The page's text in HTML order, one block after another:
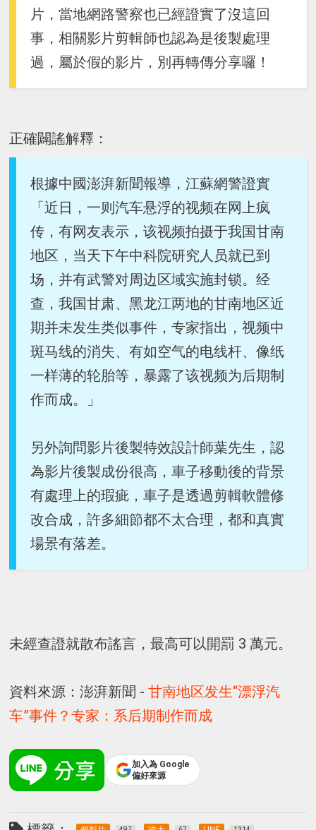
片，當地網路警察也已經證實了沒這回
事，相關影片剪輯師也認為是後製處理
過，屬於假的影片，別再轉傳分享囉！
正確闢謠解釋：
根據中國澎湃新聞報導，江蘇網警證實
「近日，一则汽车悬浮的视频在网上疯
传，有网友表示，该视频拍摄于我国甘南
地区，当天下午中科院研究人员就已到
场，并有武警对周边区域实施封锁。经
查，我国甘肃、黑龙江两地的甘南地区近
期并未发生类似事件，专家指出，视频中
斑马线的消失、有如空气的电线杆、像纸
一样薄的轮胎等，暴露了该视频为后期制
作而成。」
另外詢問影片後製特效設計師葉先生，認
為影片後製成份很高，車子移動後的背景
有處理上的瑕疵，車子是透過剪輯軟體修
改合成，許多細節都不太合理，都和真實
場景有落差。
未經查證就散布謠言，最高可以開罰 3 萬元。
資料來源：澎湃新聞 -甘南地区发生“漂浮汽
车”事件？专家：系后期制作而成
加入為 Google
偏好來源